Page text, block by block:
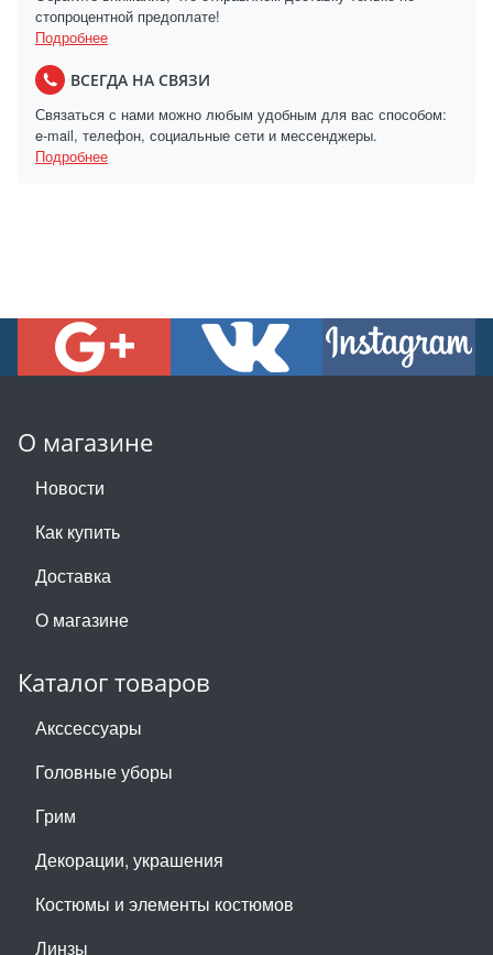
стопроцентной предоплате!
Подробнее
ВСЕГДА НА СВЯЗИ
Связаться с нами можно любым удобным для вас способом:
e-mail, телефон, социальные сети и мессенджеры.
Подробнее
О магазине
Новости
Как купить
Доставка
О магазине
Каталог товаров
Акссессуары
Головные уборы
Грим
Декорации, украшения
Костюмы и элементы костюмов
Линзы